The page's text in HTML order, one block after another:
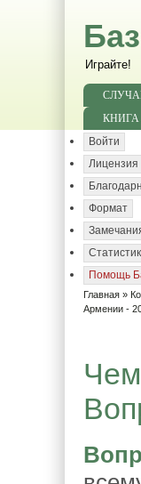
Играйте!
Войти
Лицензия
Формат
Помощь
Главная »
Армении -